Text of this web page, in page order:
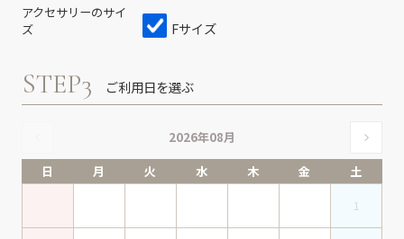
アクセサリーのサイ
ズ
Fサイズ
STEP3 ご利用日を選ぶ
2026年08月
日
月 火 水 木 金
土
1